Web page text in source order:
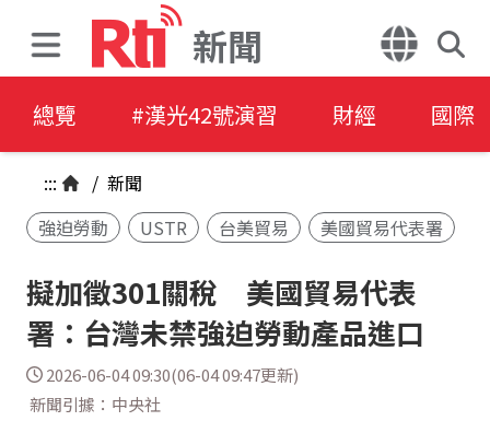
新聞
總覽 #漢光42號演習 財經 國際
::: / 新聞
強迫勞動
USTR 台美貿易 美國貿易代表署
擬加徵301關稅 美國貿易代表
署：台灣未禁強迫勞動產品進口
2026-06-04 09:30(06-04 09:47更新)
新聞引據：中央社